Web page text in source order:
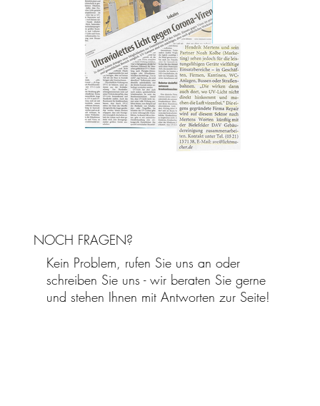
NOCH FRAGEN?
Kein Problem, rufen Sie uns an oder
schreiben Sie uns - wir beraten Sie gerne
und stehen Ihnen mit Antworten zur Seite!